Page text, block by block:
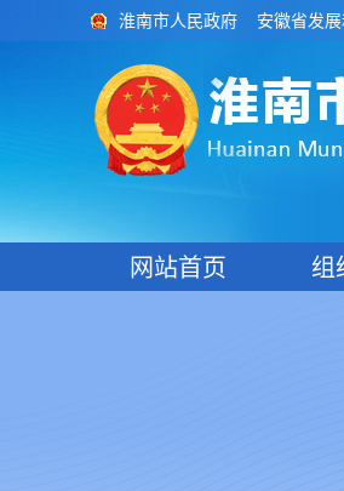
淮南市人民政府 安徽省发
网站首页 组